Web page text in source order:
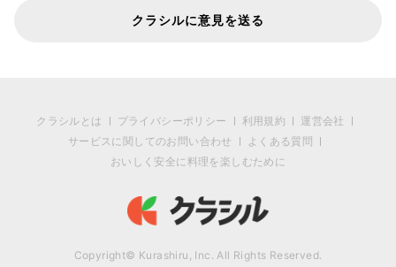
クラシルに意見を送る
クラシルとは プライバシーポリシー 利用規約
運営会社
サービスに関してのお問い合わせ
よくある質問
おいしく安全に料理を楽しむために
Copyright© Kurashiru, Inc. All Rights Reserved.